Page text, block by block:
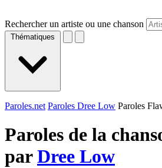
Rechercher un artiste ou une chanson
Thématiques
Paroles.net Paroles Dree Low Paroles
Paroles de la
parDree Low